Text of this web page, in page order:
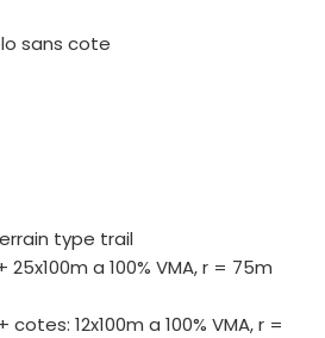
sans cote
type trail
a 100% VMA, r = 75m
12x100m a 100% VMA, r =